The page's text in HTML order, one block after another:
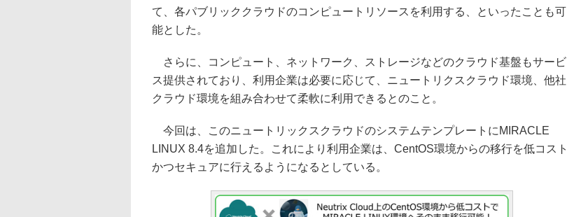
て、各パブリッククラウドのコンピュートリソースを利用する、といったことも可
能とした。
さらに、コンピュート、ネットワーク、ストレージなどのクラウド基盤もサービ
ス提供されており、利用企業は必要に応じて、ニュートリクスクラウド環境、他社
クラウド環境を組み合わせて柔軟に利用できるとのこと。
今回は、このニュートリックスクラウドのシステムテンプレートにMIRACLE
LINUX 8.4を追加した。これにより利用企業は、CentOS環境からの移行を低コスト
かつセキュアに行えるようになるとしている。